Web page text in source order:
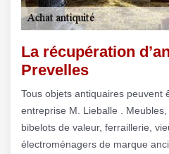
La récupération
Prevelles
Tous objets antiquaires peuvent
entreprise M. Lieballe .
bibelots de valeur, ferraillerie,
électroménagers de marque